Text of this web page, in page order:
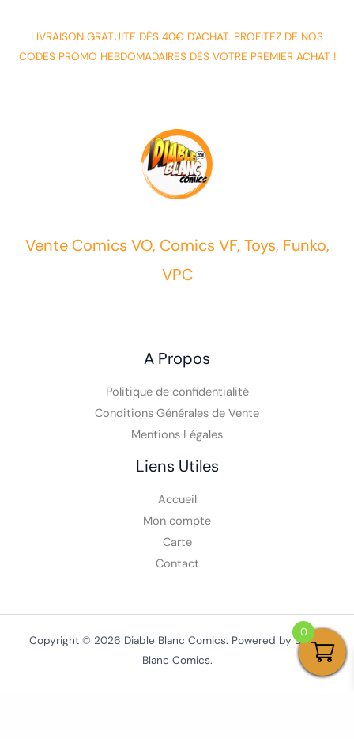
LIVRAISON GRATUITE DÈS 40€ D'ACHAT. PROFITEZ DE NOS
CODES PROMO HEBDOMADAIRES DÈS VOTRE PREMIER ACHAT !
Vente Comics VO, Comics VF, Toys, Funko,
VPC
A Propos
Politique de confidentialité
Conditions Générales de Vente
Mentions Légales
Liens Utiles
Accueil
Mon compte
Carte
Contact
Copyright © 2026 Diable Blanc Comics. Powered by Diable
Blanc Comics.
0